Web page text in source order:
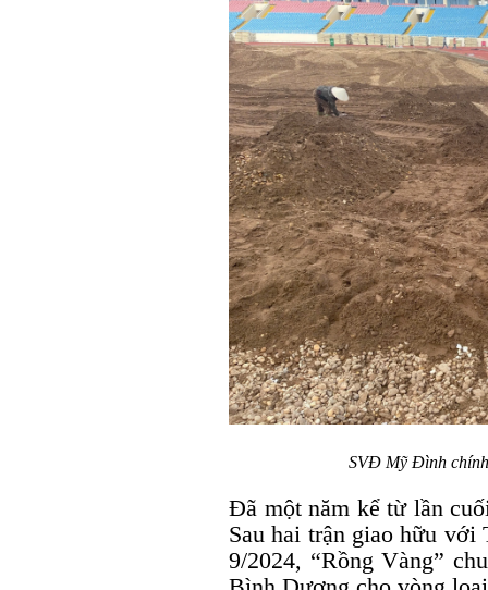
SVĐ Mỹ Đình
Đã một năm kể từ lần
Sau hai trận giao hữu với
9/2024, “Rồng Vàng”